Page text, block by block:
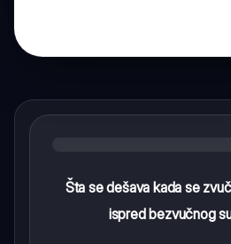
Šta se dešava kada se
ispred bezvučnog